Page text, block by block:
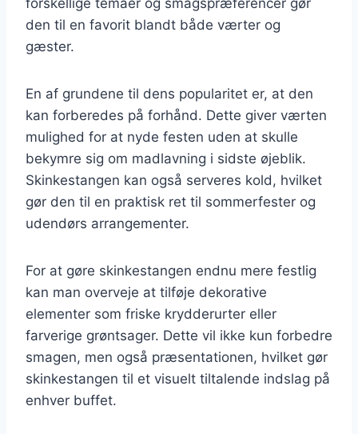
den til en favorit blandt både værter og
gæster.
En af grundene til dens popularitet er, at den
kan forberedes på forhånd. Dette giver værten
mulighed for at nyde festen uden at skulle
bekymre sig om madlavning i sidste øjeblik.
Skinkestangen kan også serveres kold, hvilket
gør den til en praktisk ret til sommerfester og
udendørs arrangementer.
For at gøre skinkestangen endnu mere festlig
kan man overveje at tilføje dekorative
elementer som friske krydderurter eller
farverige grøntsager. Dette vil ikke kun forbedre
smagen, men også præsentationen, hvilket gør
skinkestangen til et visuelt tiltalende indslag på
enhver buffet.